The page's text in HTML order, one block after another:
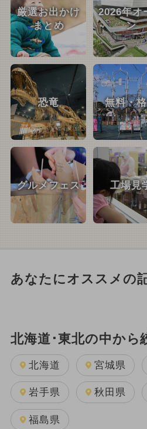
厳選お出かけ
まとめ
2026年オ
ン
恐竜 無料・
グルメフェス 工場見
あなたにオススメの
北海道･東北の中から
北海道 宮城県
岩手県 秋田県
福島県